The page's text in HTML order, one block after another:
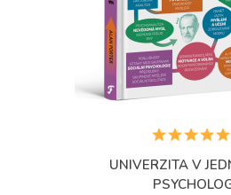
UNIVERZITA V